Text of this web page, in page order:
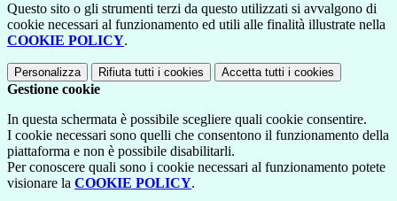
Questo sito o gli strumenti terzi da questo utilizzati si avvalgono di
cookie necessari al funzionamento ed utili alle finalità illustrate nella
COOKIE POLICY.
Personalizza Rifiuta tutti i cookies Accetta tutti i cookies
Gestione cookie
In questa schermata è possibile scegliere quali cookie consentire.
I cookie necessari sono quelli che consentono il funzionamento della
piattaforma e non è possibile disabilitarli.
Per conoscere quali sono i cookie necessari al funzionamento potete
visionare la COOKIE POLICY.